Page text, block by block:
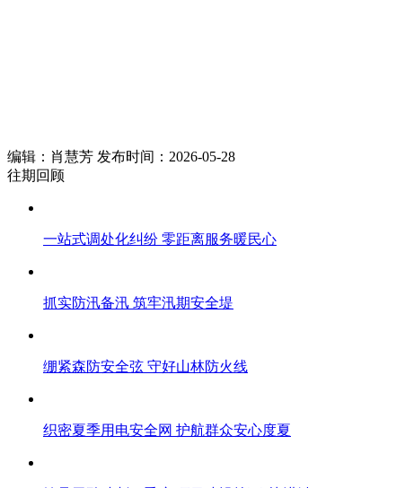
编辑：肖慧芳 发布时间：2026-05-28
往期回顾
一站式调处化纠纷 零距离服务暖民心
抓实防汛备汛 筑牢汛期安全堤
绷紧森防安全弦 守好山林防火线
织密夏季用电安全网 护航群众安心度夏